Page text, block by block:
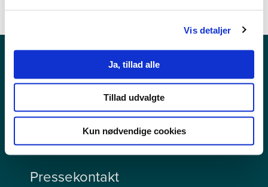
Vis detaljer
Ja, tillad alle
Tillad udvalgte
Kun nødvendige cookies
Pressekontakt